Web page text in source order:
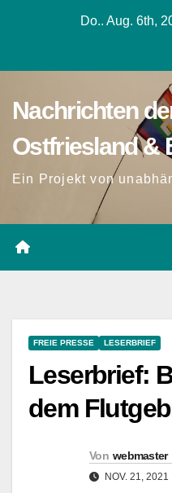
Do.. Aug. 6th,
Nachrichten
Ostfriesland &
Ein Projekt von
FREIE PRESSE LESERBRIEF
Leserbrief:
dem
Von webmaster
NOV. 21, 2021